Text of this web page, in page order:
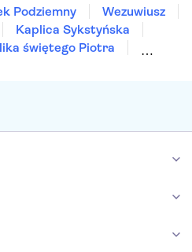
Podziemny
Wezuwiusz
Kaplica Sykstyńska
świętego Piotra